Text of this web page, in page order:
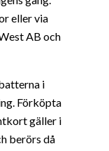
eller via
AB och
i
Förköpta
gäller i
berörs då